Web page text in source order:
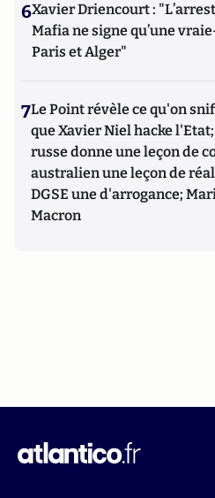
6Xavier Driencourt :
Mafia ne signe qu’une
Paris et Alger"
7Le Point révèle ce qu'on
que Xavier Niel hacke
russe donne une leçon de
australien une leçon de
DGSE une d'arrogance;
Macron